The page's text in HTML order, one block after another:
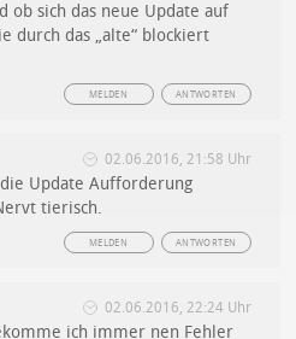
ob sich das neue Update auf
durch das „alte“ blockiert
ANTWORTEN
MELDEN
02.06.2016, 21:58 Uhr
Update Aufforderung
tierisch.
ANTWORTEN
MELDEN
02.06.2016, 22:24 Uhr
ich immer nen Fehler